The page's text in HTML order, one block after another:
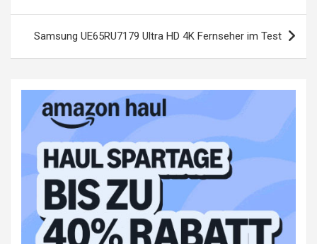
Samsung UE65RU7179 Ultra HD 4K Fernseher im Test